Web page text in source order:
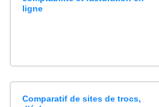
ligne
Comparatif de sites de trocs,